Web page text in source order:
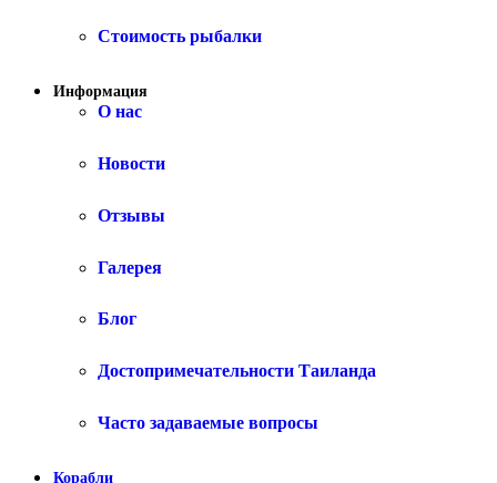
Стоимость рыбалки
Информация
О нас
Новости
Отзывы
Галерея
Блог
Достопримечательности Таиланда
Часто задаваемые вопросы
Корабли